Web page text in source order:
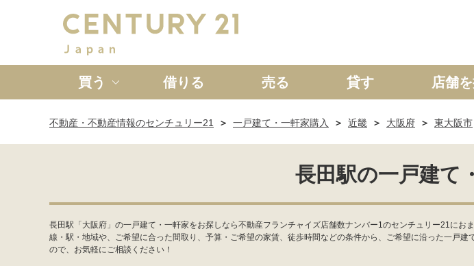
買う
新築一戸建て 中古一戸建て マンション
借りる 売る 貸す 店舗
不動産・不動産情報のセンチュリー21 一戸建て・一軒家購入 近畿 大阪府 東大阪市
長田駅の一戸建て
長田駅「大阪府」の一戸建て・一軒家をお探しなら不動産フランチャイズ店舗数ナンバー1のセンチュリー21に
線・駅・地域や、ご希望に合った間取り、予算・ご希望の家賃、徒歩時間などの条件から、ご希望に沿った一戸
ので、お気軽にご相談ください！